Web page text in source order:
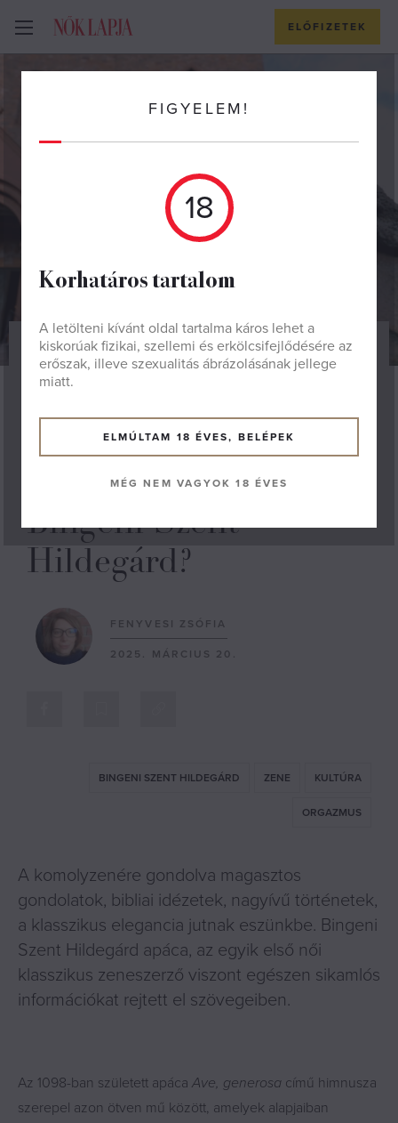
ELŐFIZETEK
először a női
orgazmusról – Ki volt
Bingeni Szent
Hildegárd?
FENYVESI ZSÓFIA
2025. MÁRCIUS 20.
BINGENI SZENT HILDEGÁRD ZENE KULTÚRA
ORGAZMUS
A komolyzenére gondolva magasztos
gondolatok, bibliai idézetek, nagyívű történetek,
a klasszikus elegancia jutnak eszünkbe. Bingeni
Szent Hildegárd apáca, az egyik első női
klasszikus zeneszerző viszont egészen sikamlós
információkat rejtett el szövegeiben.
Az 1098-ban született apáca Ave, generosa című himnusza
szerepel azon ötven mű között, amelyek alapjaiban
FIGYELEM!
18
Korhatáros tartalom
A letölteni kívánt oldal tartalma káros lehet a
kiskorúak fizikai, szellemi és erkölcsifejlődésére az
erőszak, illeve szexualitás ábrázolásának jellege
miatt.
ELMÚLTAM 18 ÉVES, BELÉPEK
MÉG NEM VAGYOK 18 ÉVES